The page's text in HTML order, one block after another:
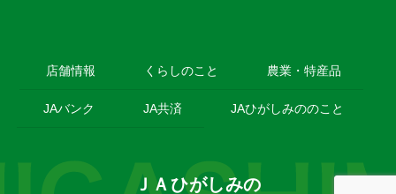
店舗情報 くらしのこと 農業・特産品
JAバンク JA共済 JAひがしみののこと
ＪＡひがしみの